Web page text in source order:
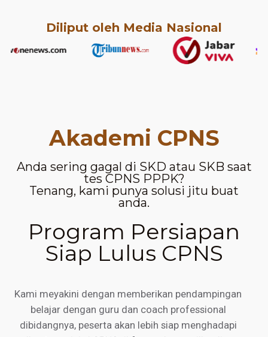
Diliput oleh Media Nasional
Akademi CPNS
Anda sering gagal di SKD atau SKB saat
tes CPNS PPPK?
Tenang, kami punya solusi jitu buat
anda.
Program Persiapan
Siap Lulus CPNS
Kami meyakini dengan memberikan pendampingan
belajar dengan guru dan coach professional
dibidangnya, peserta akan lebih siap menghadapi